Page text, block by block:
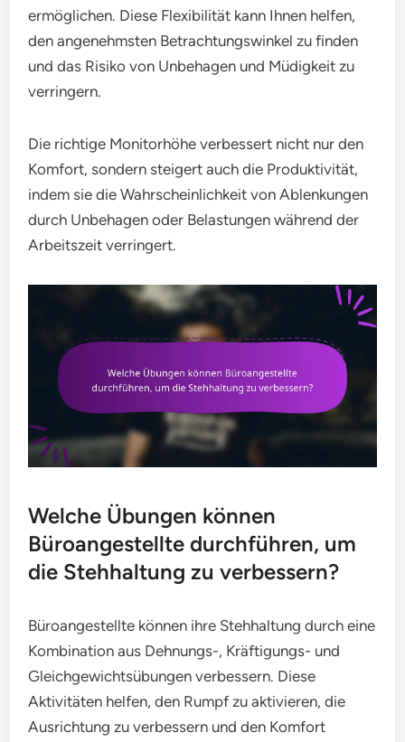
ermöglichen. Diese Flexibilität kann Ihnen helfen,
den angenehmsten Betrachtungswinkel zu finden
und das Risiko von Unbehagen und Müdigkeit zu
verringern.
Die richtige Monitorhöhe verbessert nicht nur den
Komfort, sondern steigert auch die Produktivität,
indem sie die Wahrscheinlichkeit von Ablenkungen
durch Unbehagen oder Belastungen während der
Arbeitszeit verringert.
Welche Übungen können
Büroangestellte durchführen, um
die Stehhaltung zu verbessern?
Büroangestellte können ihre Stehhaltung durch eine
Kombination aus Dehnungs-, Kräftigungs- und
Gleichgewichtsübungen verbessern. Diese
Aktivitäten helfen, den Rumpf zu aktivieren, die
Ausrichtung zu verbessern und den Komfort